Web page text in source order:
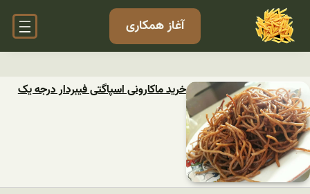
آغاز همکاری
خرید ماکارونی اسپاگتی فیبردار درجه یک